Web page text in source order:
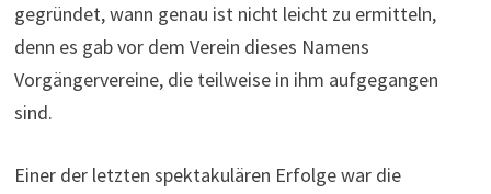
gegründet, wann genau ist nicht leicht zu ermitteln,
denn es gab vor dem Verein dieses Namens
Vorgängervereine, die teilweise in ihm aufgegangen
sind.
Einer der letzten spektakulären Erfolge war die